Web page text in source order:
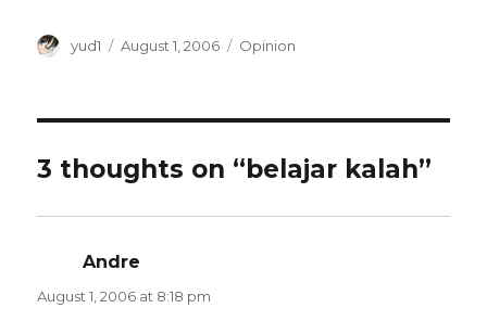
Author
yud1
Posted
August 1, 2006 Categories
Opinion
3 thoughts on “belajar kalah”
Andre
August 1, 2006 at 8:18 pm